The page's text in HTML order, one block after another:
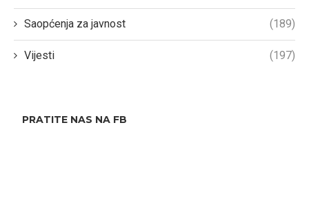
Saopćenja za javnost (189)
Vijesti (197)
PRATITE NAS NA FB